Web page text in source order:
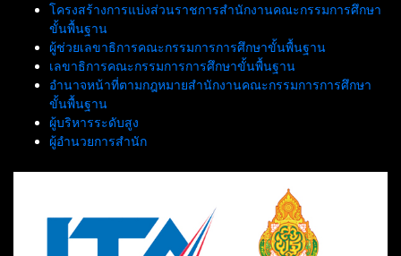
โครงสร้างการแบ่งส่วนราชการสำนักงานคณะกรรมการศึกษา
ขั้นพื้นฐาน
ผู้ช่วยเลขาธิการคณะกรรมการการศึกษาขั้นพื้นฐาน
เลขาธิการคณะกรรมการการศึกษาขั้นพื้นฐาน
อำนาจหน้าที่ตามกฎหมายสำนักงานคณะกรรมการการศึกษา
ขั้นพื้นฐาน
ผู้บริหารระดับสูง
ผู้อำนวยการสำนัก